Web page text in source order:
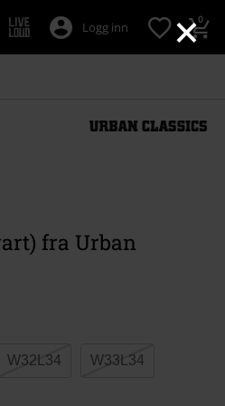
×
Logg inn 0
fra Urban
W32L34 W33L34